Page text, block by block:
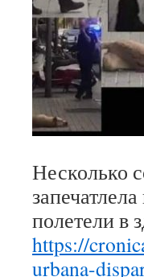
Несколько
полетели в
https://
urbana-